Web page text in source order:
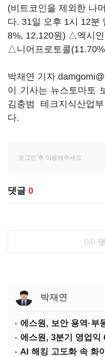
(비트코인을 제외한 나
다. 31일 오후 1시 12
8%, 12,120원) △엑시
△니어프로토콜
박재연 기자
이 기사는 뉴스토마토
김충범 테크지식산업
다.
댓글 0
0/0
박재연
에스원, 보안 용역·부
에스원, 3분기 영업